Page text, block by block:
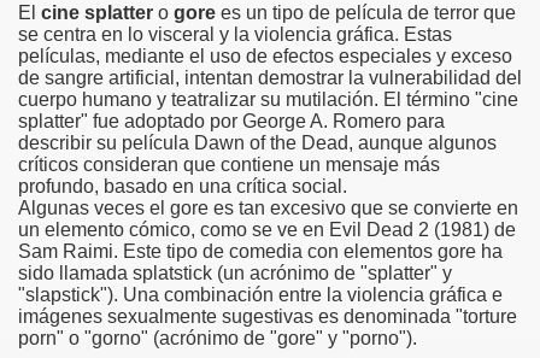
El cine splatter o gore es un tipo de película de terror que
se centra en lo visceral y la violencia gráfica. Estas
películas, mediante el uso de efectos especiales y exceso
de sangre artificial, intentan demostrar la vulnerabilidad del
cuerpo humano y teatralizar su mutilación. El término "cine
splatter" fue adoptado por George A. Romero para
describir su película Dawn of the Dead, aunque algunos
críticos consideran que contiene un mensaje más
profundo, basado en una crítica social.
Algunas veces el gore es tan excesivo que se convierte en
un elemento cómico, como se ve en Evil Dead 2 (1981) de
Sam Raimi. Este tipo de comedia con elementos gore ha
sido llamada splatstick (un acrónimo de "splatter" y
"slapstick"). Una combinación entre la violencia gráfica e
imágenes sexualmente sugestivas es denominada "torture
porn" o "gorno" (acrónimo de "gore" y "porno").